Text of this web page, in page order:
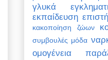
γλυκά
εκπαίδευση
κακοποίηση ζώων
συμβουλές μόδα
ομογένεια